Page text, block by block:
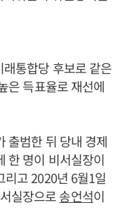
통합당 후보로 같은
은 득표율로 재선에
출범한 뒤 당내 경제
한 명이 비서실장이
리고 2020년 6월1일
실장으로송언석이